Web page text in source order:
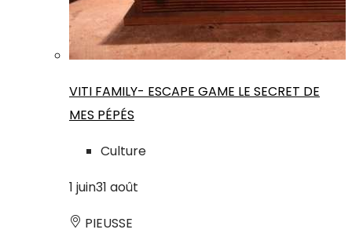
VITI FAMILY- ESCAPE GAME LE SECRET DE
MES PÉPÉS
Culture
1 juin31 août
PIEUSSE